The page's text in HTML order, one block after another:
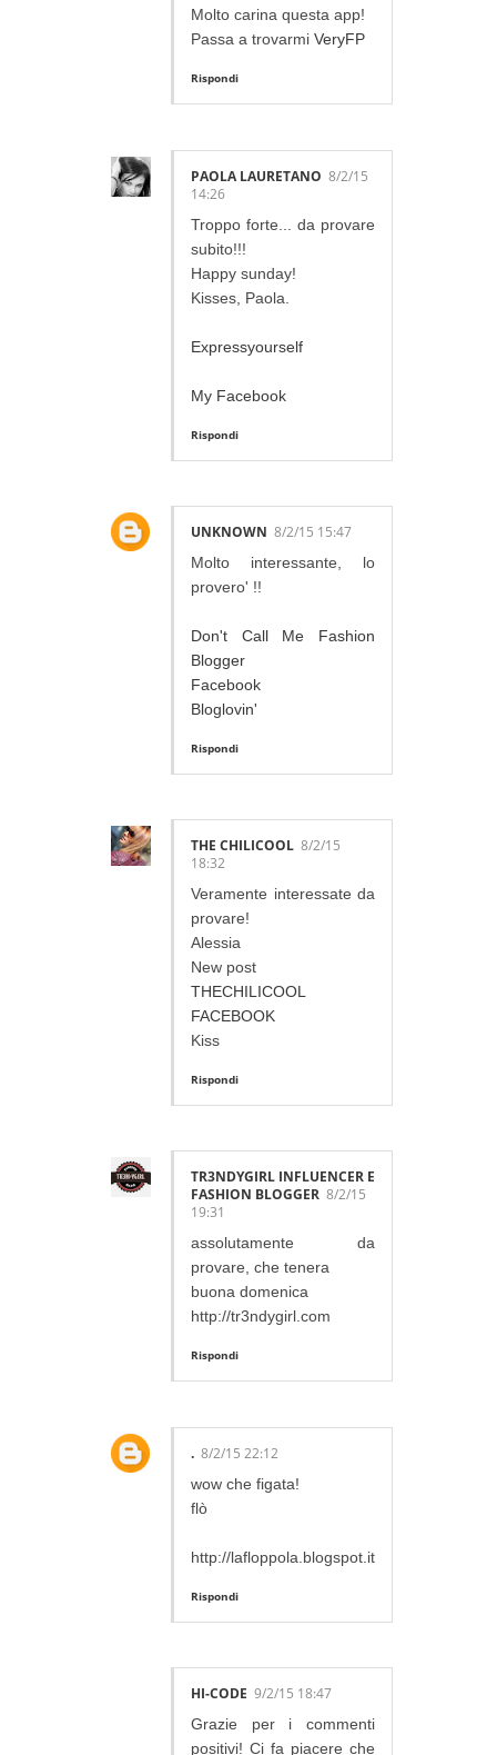
Molto carina questa app!
Passa a trovarmi VeryFP
Rispondi
PAOLA LAURETANO 8/2/15
14:26
Troppo forte... da provare
subito!!!
Happy sunday!
Kisses, Paola.
Expressyourself
My Facebook
Rispondi
UNKNOWN 8/2/15 15:47
Molto interessante, lo
provero' !!
Don't Call Me Fashion
Blogger
Facebook
Bloglovin'
Rispondi
THE CHILICOOL 8/2/15
18:32
Veramente interessate da
provare!
Alessia
New post
THECHILICOOL
FACEBOOK
Kiss
Rispondi
TR3NDYGIRL INFLUENCER E
FASHION BLOGGER 8/2/15
19:31
assolutamente da
provare, che tenera
buona domenica
http://tr3ndygirl.com
Rispondi
. 8/2/15 22:12
wow che figata!
flò
http://lafloppola.blogspot.it
Rispondi
HI-CODE 9/2/15 18:47
Grazie per i commenti
positivi! Ci fa piacere che